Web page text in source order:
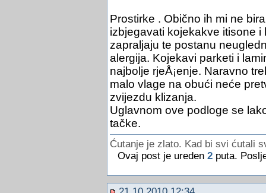
Prostirke . Obično ih mi ne
izbjegavati kojekakve itisone
zapraljaju te postanu
alergija. Kojekavi parketi i
najbolje rjeÅ¡enje. Naravno
malo vlage na obući neće
zvijezdu klizanja.
Uglavnom ove podloge se
tačke.
Ćutanje je zlato. Kad bi svi ćutali
Ovaj post je ureden 2puta.